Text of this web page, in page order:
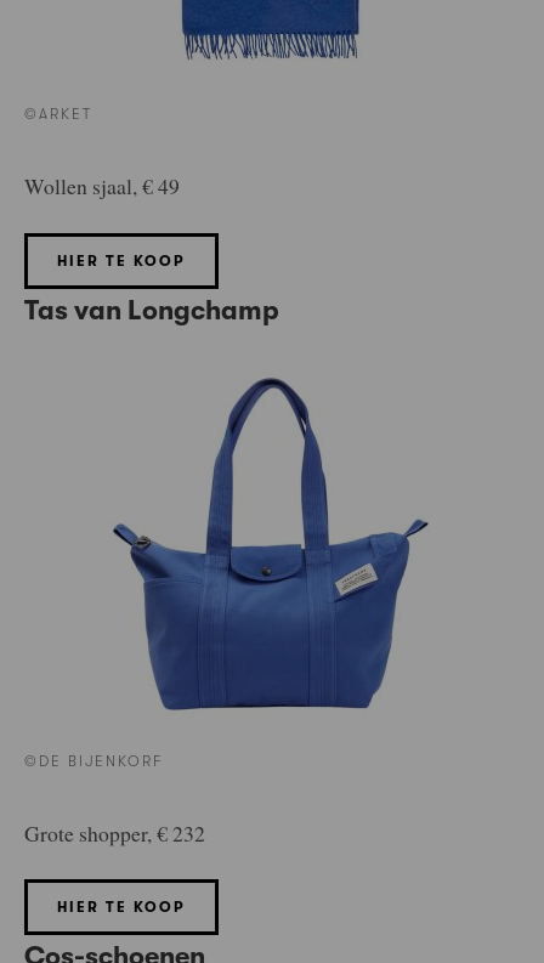
©ARKET
Wollen sjaal, € 49
HIER TE KOOP
Tas van Longchamp
©DE BIJENKORF
Grote shopper, € 232
HIER TE KOOP
Cos-schoenen